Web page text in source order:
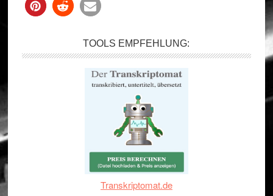
TOOLS EMPFEHLUNG:
Transkriptomat.de